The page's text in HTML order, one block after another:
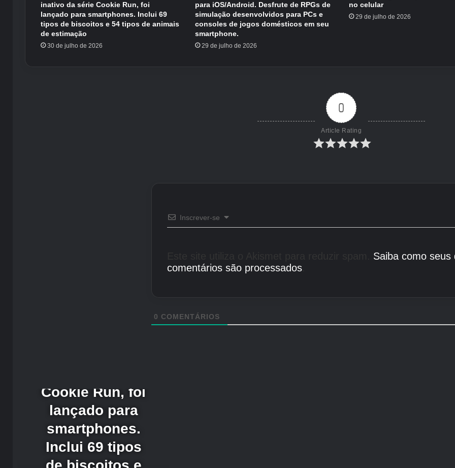
inativo da série Cookie Run, foi
lançado para smartphones. Inclui 69
tipos de biscoitos e 54 tipos de animais
de estimação
30 de julho de 2026
para iOS/Android. Desfrute de RPGs de
simulação desenvolvidos para PCs e
consoles de jogos domésticos em seu
smartphone.
29 de julho de 2026
no celular
29 de julho de 2026
0
Article Rating
Inscrever-se
Saiba como seus
comentários são processados
0 COMENTÁRIOS